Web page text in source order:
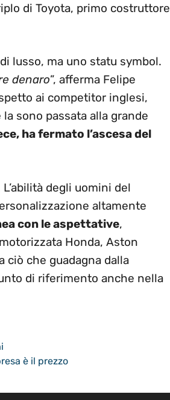
di Toyota, primo costruttore
lusso, ma uno statu symbol.
denaro”, afferma Felipe
ai competitor inglesi,
sono passata alla grande
ha fermato l’ascesa del
degli uomini del
altamente
con le aspettative,
Honda, Aston
ciò che guadagna dalla
di riferimento anche nella
è il prezzo